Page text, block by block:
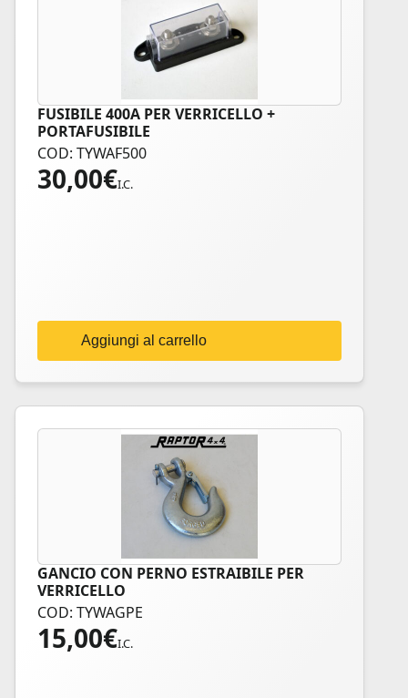
FUSIBILE 400A PER VERRICELLO +
PORTAFUSIBILE
COD: TYWAF500
30,00€I.C.
Aggiungi al carrello
GANCIO CON PERNO ESTRAIBILE PER
VERRICELLO
COD: TYWAGPE
15,00€I.C.